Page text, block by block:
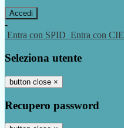
-
Entra con SPID Entra con CIE
Seleziona utente
button close ×
Recupero password